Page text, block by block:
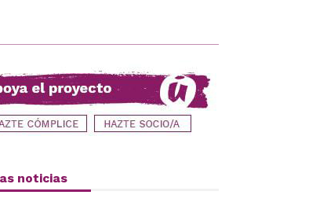
noticias